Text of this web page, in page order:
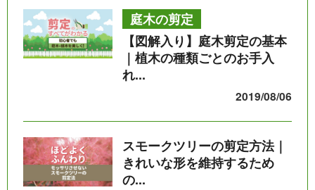
庭木の剪定
【図解入り】庭木剪定の基本
｜植木の種類ごとのお手入
れ...
2019/08/06
スモークツリーの剪定方法｜
きれいな形を維持するため
の...